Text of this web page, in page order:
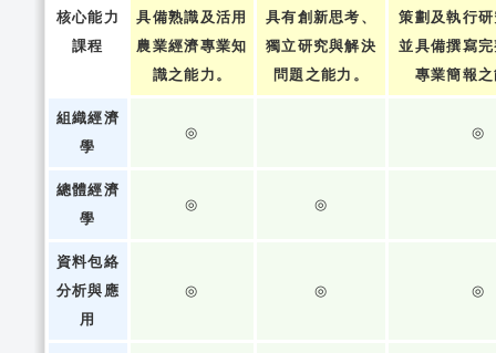
核心能力
課程
具備熟識及活用
農業經濟專業知
識之能力。
具有創新思考、
獨立研究與解決
問題之能力。
策劃及執行
並具備撰寫
專業簡報
組織經濟
學
◎ ◎
總體經濟
學
◎ ◎
資料包絡
分析與應
用
◎ ◎ ◎